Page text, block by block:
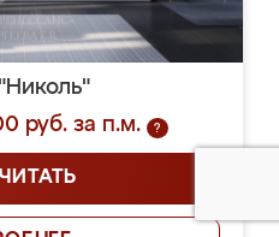
руб. за п.м.
?